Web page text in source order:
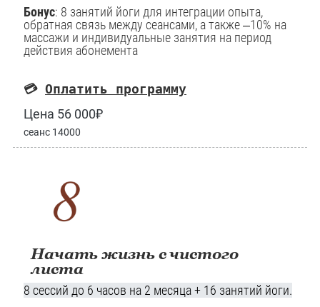
Бонус: 8 занятий йоги для интеграции опыта,
обратная связь между сеансами, а также –10% на
массажи и индивидуальные занятия на период
действия абонемента
💳 Оплатить программу
Цена 56 000₽
сеанс 14000
Начать жизнь с чистого
листа
8 сессий до 6 часов на 2 месяца + 16 занятий йоги.